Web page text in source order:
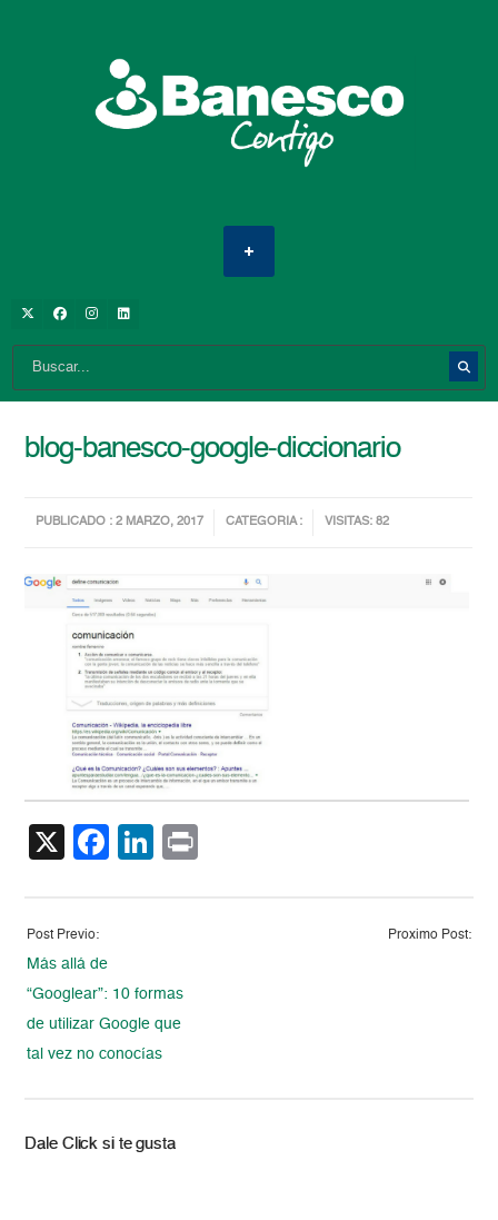
blog-banesco-google-diccionario
PUBLICADO : 2 MARZO, 2017 CATEGORIA : VISITAS: 82
X Facebook
LinkedIn
Post Previo:
Más allá de
“Googlear”: 10 formas
de utilizar Google que
tal vez no conocías
Proximo Post:
Dale Click si te gusta